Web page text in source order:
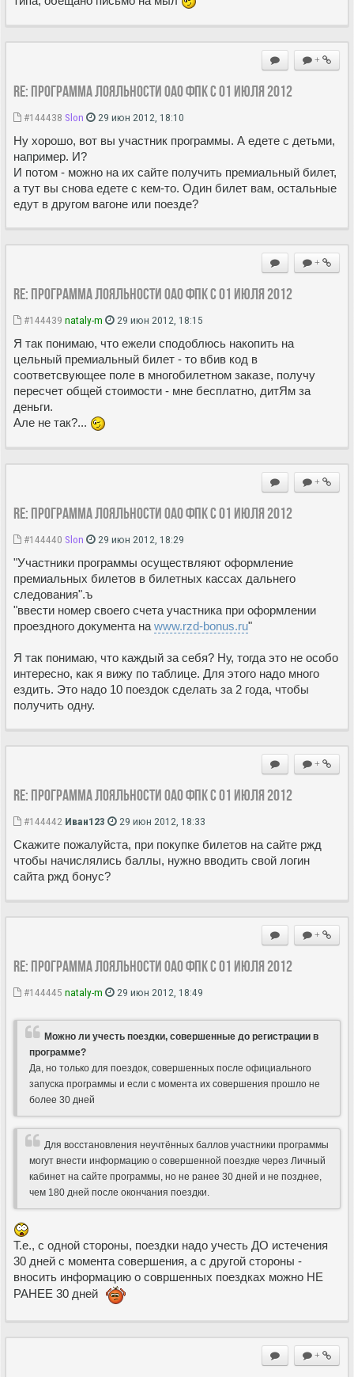
+
Re: Программа лояльности ОАО ФПК с 01 июля 2012
#144438 Slon 29 июн 2012, 18:10
Ну хорошо, вот вы участник программы. А едете с детьми,
например. И?
И потом - можно на их сайте получить премиальный билет,
а тут вы снова едете с кем-то. Один билет вам, остальные
едут в другом вагоне или поезде?
+
Re: Программа лояльности ОАО ФПК с 01 июля 2012
#144439 nataly-m 29 июн 2012, 18:15
Я так понимаю, что ежели сподоблюсь накопить на
цельный премиальный билет - то вбив код в
соответсвующее поле в многобилетном заказе, получу
пересчет общей стоимости - мне бесплатно, дитЯм за
деньги.
Але не так?...
+
Re: Программа лояльности ОАО ФПК с 01 июля 2012
#144440 Slon 29 июн 2012, 18:29
"Участники программы осуществляют оформление
премиальных билетов в билетных кассах дальнего
следования".ъ
"ввести номер своего счета участника при оформлении
проездного документа на www.rzd-bonus.ru"
Я так понимаю, что каждый за себя? Ну, тогда это не особо
интересно, как я вижу по таблице. Для этого надо много
ездить. Это надо 10 поездок сделать за 2 года, чтобы
получить одну.
+
Re: Программа лояльности ОАО ФПК с 01 июля 2012
#144442 Иван123 29 июн 2012, 18:33
Скажите пожалуйста, при покупке билетов на сайте ржд
чтобы начислялись баллы, нужно вводить свой логин
сайта ржд бонус?
+
Re: Программа лояльности ОАО ФПК с 01 июля 2012
#144445 nataly-m 29 июн 2012, 18:49
Можно ли учесть поездки, совершенные до регистрации в
программе?
Да, но только для поездок, совершенных после официального
запуска программы и если с момента их совершения прошло не
более 30 дней
Для восстановления неучтённых баллов участники программы
могут внести информацию о совершенной поездке через Личный
кабинет на сайте программы, но не ранее 30 дней и не позднее,
чем 180 дней после окончания поездки.
Т.е., с одной стороны, поездки надо учесть ДО истечения
30 дней с момента совершения, а с другой стороны -
вносить информацию о совршенных поездках можно НЕ
РАНЕЕ 30 дней
+